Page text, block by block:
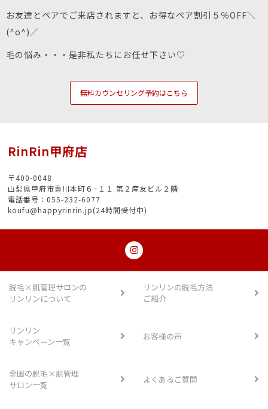
お友達とペアでご来店されますと、お得なペア割引５％OFF＼
(^o^)／
毛の悩み・・・是非私たちにお任せ下さい♡
無料カウンセリング予約はこちら
RinRin甲府店
〒400-0048
山梨県甲府市貢川本町６−１１ 第２産友ビル２階
電話番号：055-232-6077
koufu@happyrinrin.jp(24時間受付中)
脱毛×肌管理サロンの
リンリンについて
リンリンの脱毛方法
ご紹介
リンリン
キャンペーン一覧
お客様の声
全国の脱毛×肌管理
サロン一覧
よくあるご質問